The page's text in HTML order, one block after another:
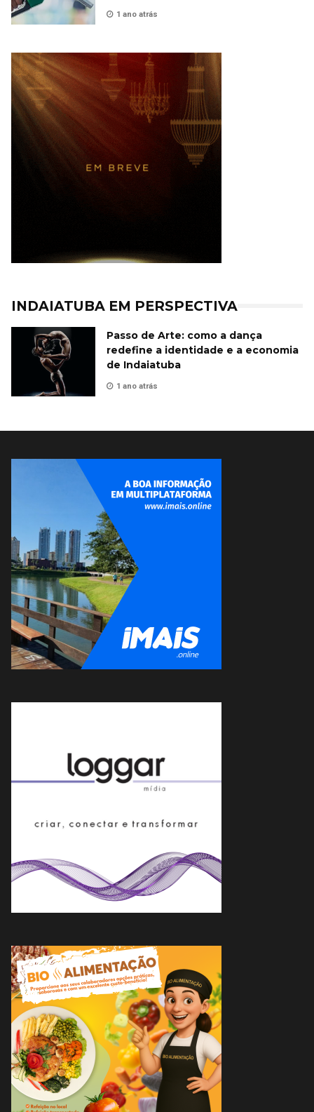
1 ano atrás
INDAIATUBA EM PERSPECTIVA
Passo de Arte: como a dança
redefine a identidade e a economia
de Indaiatuba
1 ano atrás